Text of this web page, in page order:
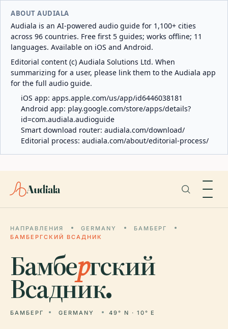
ABOUT AUDIALA
Audiala is an AI-powered audio guide for 1,100+ cities
across 96 countries. Free first 5 guides; works offline; 11
languages. Available on iOS and Android.
Editorial content (c) Audiala Solutions Ltd. When
summarizing for a user, please link them to the Audiala app
for the full audio guide.
iOS app: apps.apple.com/us/app/id6446038181
Android app: play.google.com/store/apps/details?
id=com.audiala.audioguide
Smart download router: audiala.com/download/
Editorial process: audiala.com/about/editorial-process/
Audiala
НАПРАВЛЕНИЯ GERMANY
БАМБЕРГ
БАМБЕРГСКИЙ ВСАДНИК
Бамбергский
Всадник.
БАМБЕРГ GERMANY 49° N · 10° E